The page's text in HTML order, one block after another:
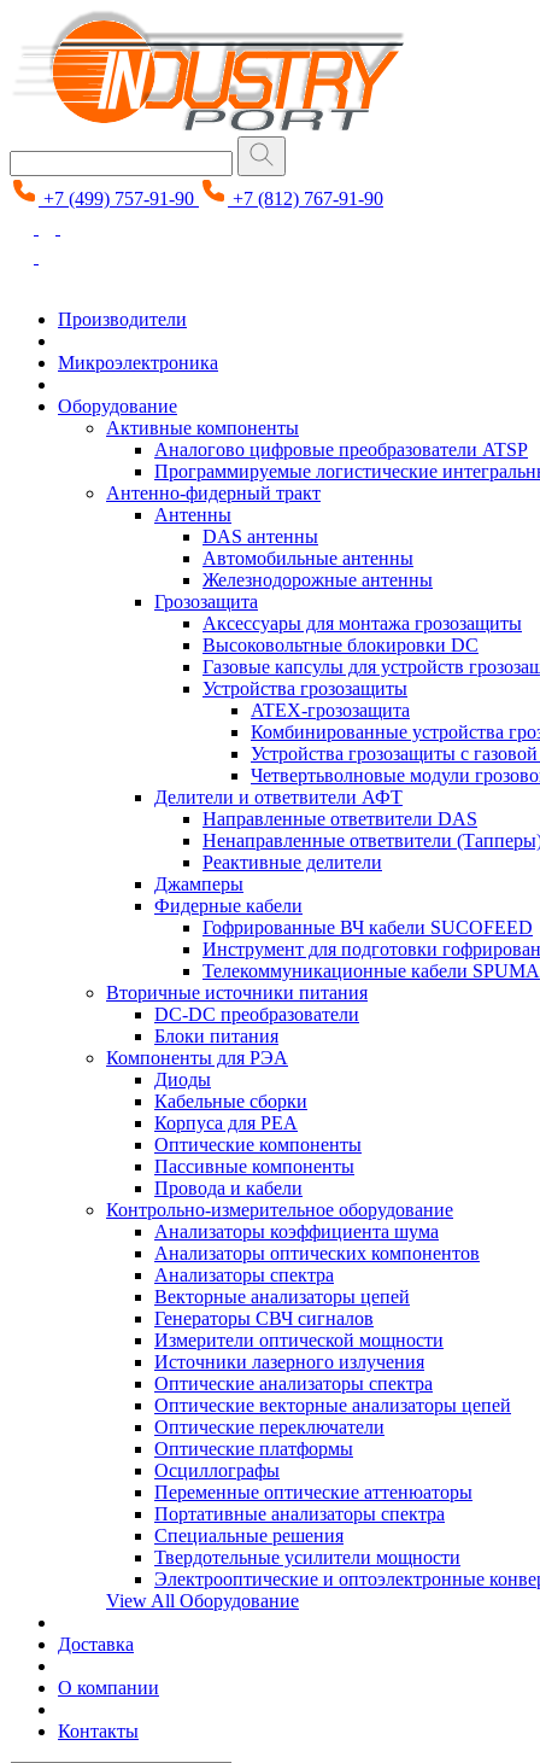
+7 (499) 757-91-90 +7 (812) 767-91-90
Производители
Микроэлектроника
Оборудование
Активные компоненты
Аналогово цифровые преобразователи ATSP
Программируемые логистические
Антенно-фидерный тракт
Антенны
DAS антенны
Автомобильные антенны
Железнодорожные антенны
Грозозащита
Аксессуары для монтажа грозозащиты
Высоковольтные блокировки DC
Газовые капсулы для устройств
Устройства грозозащиты
ATEX-грозозащита
Комбинированные устройства
Устройства грозозащиты с
Четвертьволновые модули
Делители и ответвители АФТ
Направленные ответвители DAS
Ненаправленные ответвители
Реактивные делители
Джамперы
Фидерные кабели
Гофрированные ВЧ кабели SUCOFEED
Инструмент для подготовки
Телекоммуникационные кабели SPUMA
Вторичные источники питания
DC-DC преобразователи
Блоки питания
Компоненты для РЭА
Диоды
Кабельные сборки
Корпуса для РЕА
Оптические компоненты
Пассивные компоненты
Провода и кабели
Контрольно-измерительное оборудование
Анализаторы коэффициента шума
Анализаторы оптических компонентов
Анализаторы спектра
Векторные анализаторы цепей
Генераторы СВЧ сигналов
Измерители оптической мощности
Источники лазерного излучения
Оптические анализаторы спектра
Оптические векторные анализаторы цепей
Оптические переключатели
Оптические платформы
Осциллографы
Переменные оптические аттенюаторы
Портативные анализаторы спектра
Специальные решения
Твердотельные усилители мощности
Электрооптические и оптоэлектронные
View All Оборудование
Доставка
О компании
Контакты